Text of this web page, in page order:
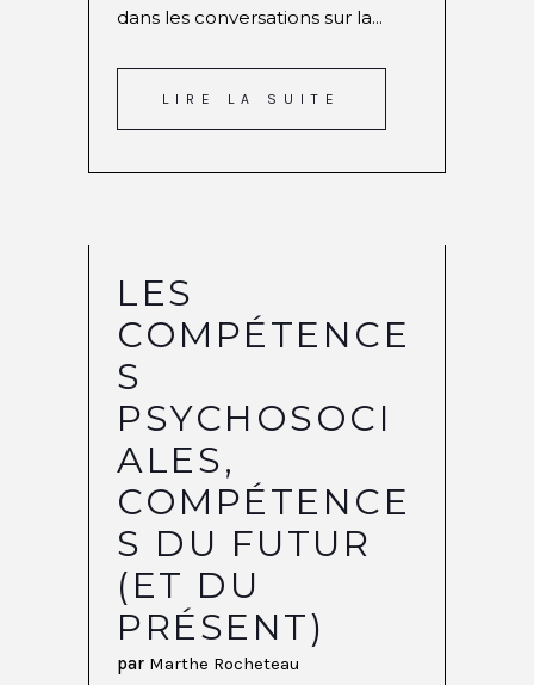
dans les conversations sur la...
LIRE LA SUITE
LES
COMPÉTENCE
S
PSYCHOSOCI
ALES,
COMPÉTENCE
S DU FUTUR
(ET DU
PRÉSENT)
par Marthe Rocheteau